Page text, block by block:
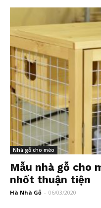
Nhà gỗ cho mèo
Mẫu nhà gỗ cho
nhốt thuận tiện
Hà Nhà Gỗ - 06/03/2020